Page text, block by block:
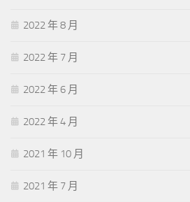
2022 年 8 月
2022 年 7 月
2022 年 6 月
2022 年 4 月
2021 年 10 月
2021 年 7 月